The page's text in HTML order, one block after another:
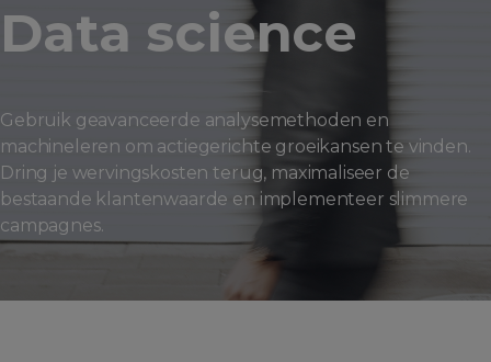
Data science
Gebruik geavanceerde analysemethoden en
machineleren om actiegerichte groeikansen te vinden.
Dring je wervingskosten terug, maximaliseer de
bestaande klantenwaarde en implementeer slimmere
campagnes.